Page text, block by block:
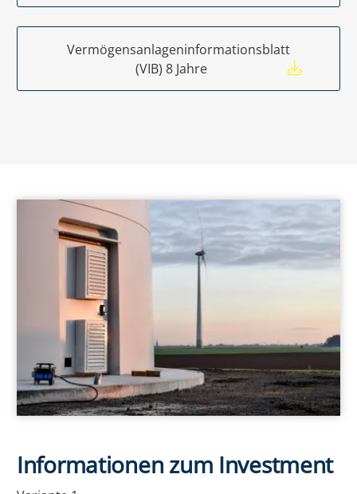
Vermögensanlageninformationsblatt
(VIB) 8 Jahre
EE Text
Informationen zum Investment